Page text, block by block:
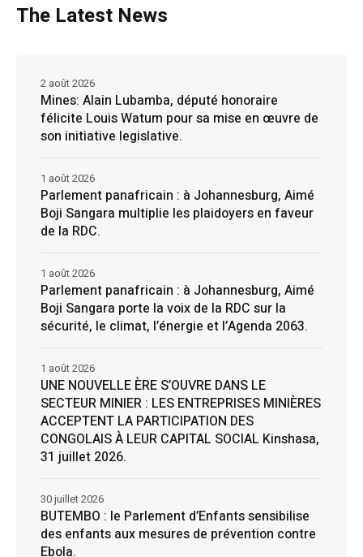
The Latest News
Mines: Alain Lubamba, député honoraire
félicite Louis Watum pour sa mise en œuvre de
son initiative legislative.
2 août 2026
Parlement panafricain : à Johannesburg, Aimé
Boji Sangara multiplie les plaidoyers en faveur
de la RDC.
1 août 2026
Parlement panafricain : à Johannesburg, Aimé
Boji Sangara porte la voix de la RDC sur la
sécurité, le climat, l’énergie et l’Agenda 2063.
1 août 2026
UNE NOUVELLE ÈRE S’OUVRE DANS LE
SECTEUR MINIER : LES ENTREPRISES MINIÈRES
ACCEPTENT LA PARTICIPATION DES
CONGOLAIS À LEUR CAPITAL SOCIAL Kinshasa,
31 juillet 2026.
1 août 2026
BUTEMBO : le Parlement d’Enfants sensibilise
des enfants aux mesures de prévention contre
Ebola.
30 juillet 2026